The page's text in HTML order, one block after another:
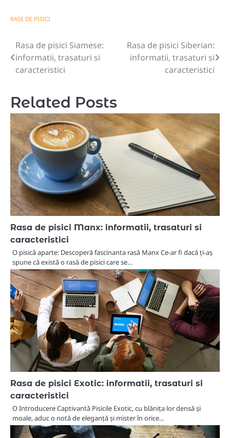
RASE DE PISICI
Navigare
în
Rasa de pisici Siamese:
informatii, trasaturi si
caracteristici
Rasa de pisici Siberian:
informatii, trasaturi si
caracteristici
Related Posts
Rasa de pisici Manx: informatii, trasaturi si
caracteristici
O pisică aparte: Descoperă fascinanta rasă Manx Ce-ar fi dacă ți-aș
spune că există o rasă de pisici care se…
Rasa de pisici Exotic: informatii, trasaturi si
caracteristici
O Introducere Captivantă Pisicile Exotic, cu blănița lor densă și
moale, aduc o notă de eleganță și mister în orice…